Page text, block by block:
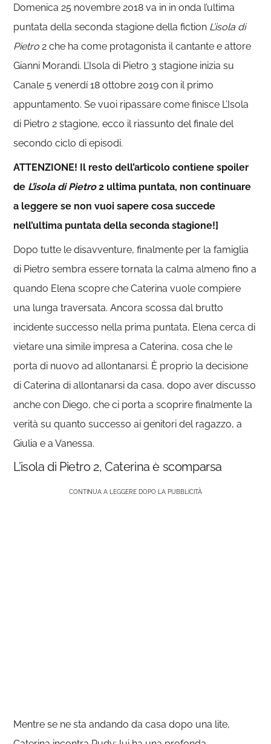
Domenica 25 novembre 2018 va in in onda l’ultima
puntata della seconda stagione della fiction L’isola di
Pietro 2 che ha come protagonista il cantante e attore
Gianni Morandi. L’Isola di Pietro 3 stagione inizia su
Canale 5 venerdí 18 ottobre 2019 con il primo
appuntamento. Se vuoi ripassare come finisce L’Isola
di Pietro 2 stagione, ecco il riassunto del finale del
secondo ciclo di episodi.
ATTENZIONE! Il resto dell’articolo contiene spoiler
de L’isola di Pietro2 ultima puntata, non continuare
a leggere se non vuoi sapere cosa succede
nell’ultima puntata della seconda stagione!]
Dopo tutte le disavventure, finalmente per la famiglia
di Pietro sembra essere tornata la calma almeno fino a
quando Elena scopre che Caterina vuole compiere
una lunga traversata. Ancora scossa dal brutto
incidente successo nella prima puntata, Elena cerca di
vietare una simile impresa a Caterina, cosa che le
porta di nuovo ad allontanarsi. È proprio la decisione
di Caterina di allontanarsi da casa, dopo aver discusso
anche con Diego, che ci porta a scoprire finalmente la
verità su quanto successo ai genitori del ragazzo, a
Giulia e a Vanessa.
L’isola di Pietro 2, Caterina è scomparsa
CONTINUA A LEGGERE DOPO LA PUBBLICITÀ
Mentre se ne sta andando da casa dopo una lite,